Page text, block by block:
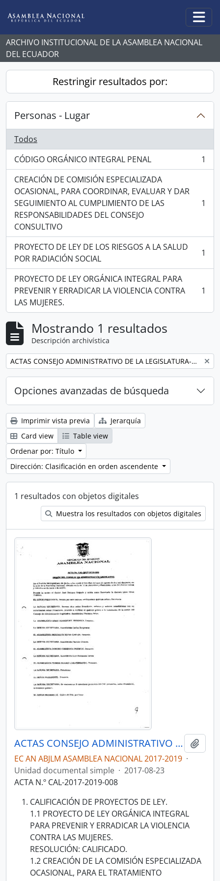
ARCHIVO INSTITUCIONAL DE LA ASAMBLEA NACIONAL
DEL ECUADOR
Restringir resultados por:
Personas - Lugar
Todos
CÓDIGO ORGÁNICO INTEGRAL PENAL
, 1 resultados
1
CREACIÓN DE COMISIÓN ESPECIALIZADA
OCASIONAL, PARA COORDINAR, EVALUAR Y DAR
SEGUIMIENTO AL CUMPLIMIENTO DE LAS
RESPONSABILIDADES DEL CONSEJO
CONSULTIVO
, 1 resultados 1
PROYECTO DE LEY DE LOS RIESGOS A LA SALUD
POR RADIACIÓN SOCIAL
, 1 resultados 1
PROYECTO DE LEY ORGÁNICA INTEGRAL PARA
PREVENIR Y ERRADICAR LA VIOLENCIA CONTRA
LAS MUJERES.
, 1 resultados 1
Mostrando 1 resultados
Descripción archivística
Remove filter: ACTAS CONSEJO ADMINISTRATIVO DE LA LEGISLATURA-CAL 2017-2019
Opciones avanzadas de búsqueda
Imprimir vista previa
Jerarquía
Card view
Table view
Ordenar por: Título
Dirección: Clasificación en orden ascendente
1 resultados con objetos digitales
Muestra los resultados con objetos digitales
ACTAS CONSEJO ADMINISTRATIVO DE LA LEGISLATURA-CAL 2017-2019
EC AN ABJLM ASAMBLEA NACIONAL 2017-2019 ·
Unidad documental simple · 2017-08-23
ACTA N.º CAL-2017-2019-008
CALIFICACIÓN DE PROYECTOS DE LEY.
1.1 PROYECTO DE LEY ORGÁNICA INTEGRAL
PARA PREVENIR Y ERRADICAR LA VIOLENCIA
CONTRA LAS MUJERES.
RESOLUCIÓN: CALIFICADO.
1.2 CREACIÓN DE LA COMISIÓN ESPECIALIZADA
OCASIONAL, PARA EL TRATAMIENTO